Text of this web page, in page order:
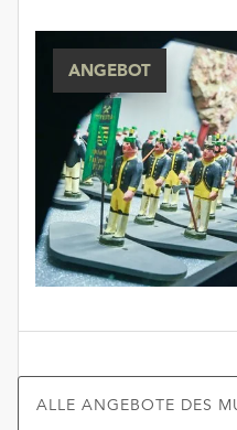
ANGEBOT
ALLE ANGEBOTE DES